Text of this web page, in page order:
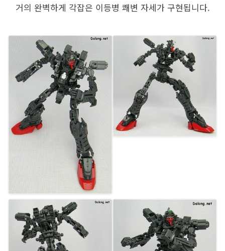
거의 완벽하게 각잡은 이등병 쾌변 자세가 구현됩니다.